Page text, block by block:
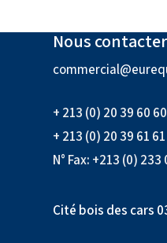
Nous contacter
+ 213 (0) 20 39 60 60
+ 213 (0) 20 39 61 61
N° Fax: +213 (0) 233
Cité bois des cars